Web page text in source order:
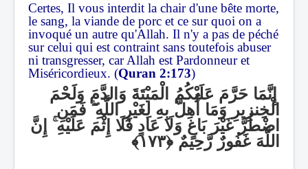
Certes, Il vous interdit la chair d'une bête morte,
le sang, la viande de porc et ce sur quoi on a
invoqué un autre qu'Allah. Il n'y a pas de péché
sur celui qui est contraint sans toutefois abuser
ni transgresser, car Allah est Pardonneur et
Miséricordieux. (Quran 2:173)
إِنَّمَا حَرَّمَ عَلَيْكُمُ الْمَيْتَةَ وَالدَّمَ وَلَحْمَ
الْخِنزِيرِ وَمَا أُهِلَّ بِهِ لِغَيْرِ اللَّهِۖفَمَنِ
اضْطُرَّ غَيْرَ بَاغٍ وَلَا عَادٍ فَلَا إِثْمَ عَلَيْهِۚ إِنَّ
اللَّهَ غَفُورٌ رَّحِيمٌ